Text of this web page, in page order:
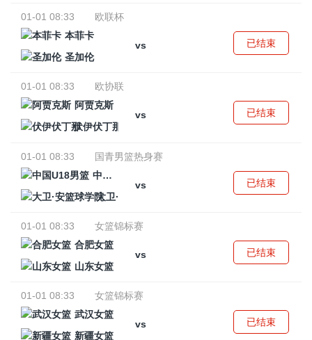
01-01 08:33
欧联杯
本菲卡
vs
圣加伦
已结束
01-01 08:33
欧协联
阿贾克斯
vs
伏伊伏丁那
已结束
01-01 08:33
国青男篮热身赛
中国U18男篮
vs
大卫·安篮球学院
已结束
01-01 08:33
女篮锦标赛
合肥女篮
vs
山东女篮
已结束
01-01 08:33
女篮锦标赛
武汉女篮
vs
新疆女篮
已结束